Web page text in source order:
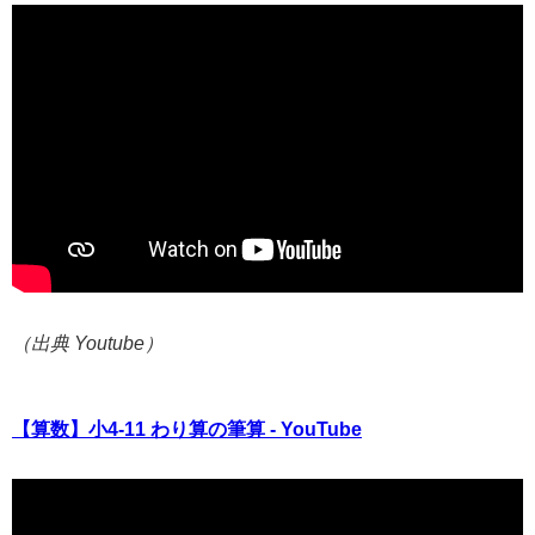
（出典 Youtube）
【算数】小4-11 わり算の筆算 - YouTube